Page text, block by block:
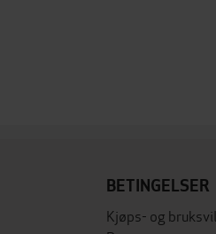
BETINGELSER
Kjøps- og